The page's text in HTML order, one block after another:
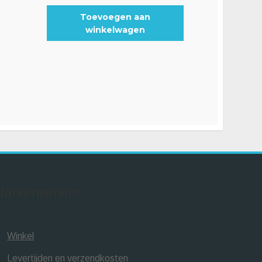
Toevoegen aan
winkelwagen
Winkel
Levertijden en verzendkosten